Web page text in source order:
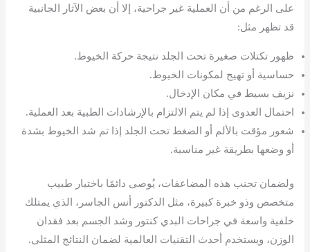
على الرغم من أن العملية غير جراحية، إلا أن بعض الآثار الجانبية
قد تظهر مثل:
ظهور تكتلات صغيرة تحت الجلد نتيجة حركة الخيوط.
حساسية أو تهيج لمكونات الخيوط.
نزيف بسيط في مكان الإدخال.
احتمال العدوى إذا لم يتم الالتزام بالإرشادات الطبية بعد العملية.
شعور مؤقت بالألم أو الضغط تحت الجلد إذا تم شد الخيوط بشدة
أو وضعها بطريقة غير مناسبة.
ولضمان تجنب هذه المضاعفات، يُوصى دائمًا باختيار طبيب
متخصص وذو خبرة كبيرة، مثل الدكتور أنس الجاسر، الذي يمتلك
خلفية واسعة في جراحات البدي كنتور وشد الجسم بعد فقدان
الوزن، ويستخدم أحدث التقنيات العالمية لضمان النتائج المثلى.